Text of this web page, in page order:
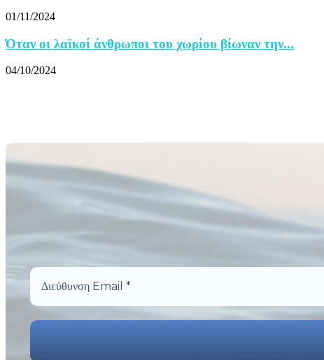
01/11/2024
Όταν οι λαϊκοί άνθρωποι του χωρίου βίωναν την...
04/10/2024